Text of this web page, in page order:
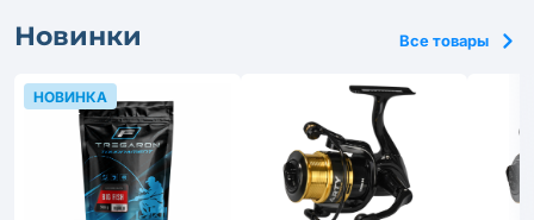
Новинки Все товары
НОВИНКА